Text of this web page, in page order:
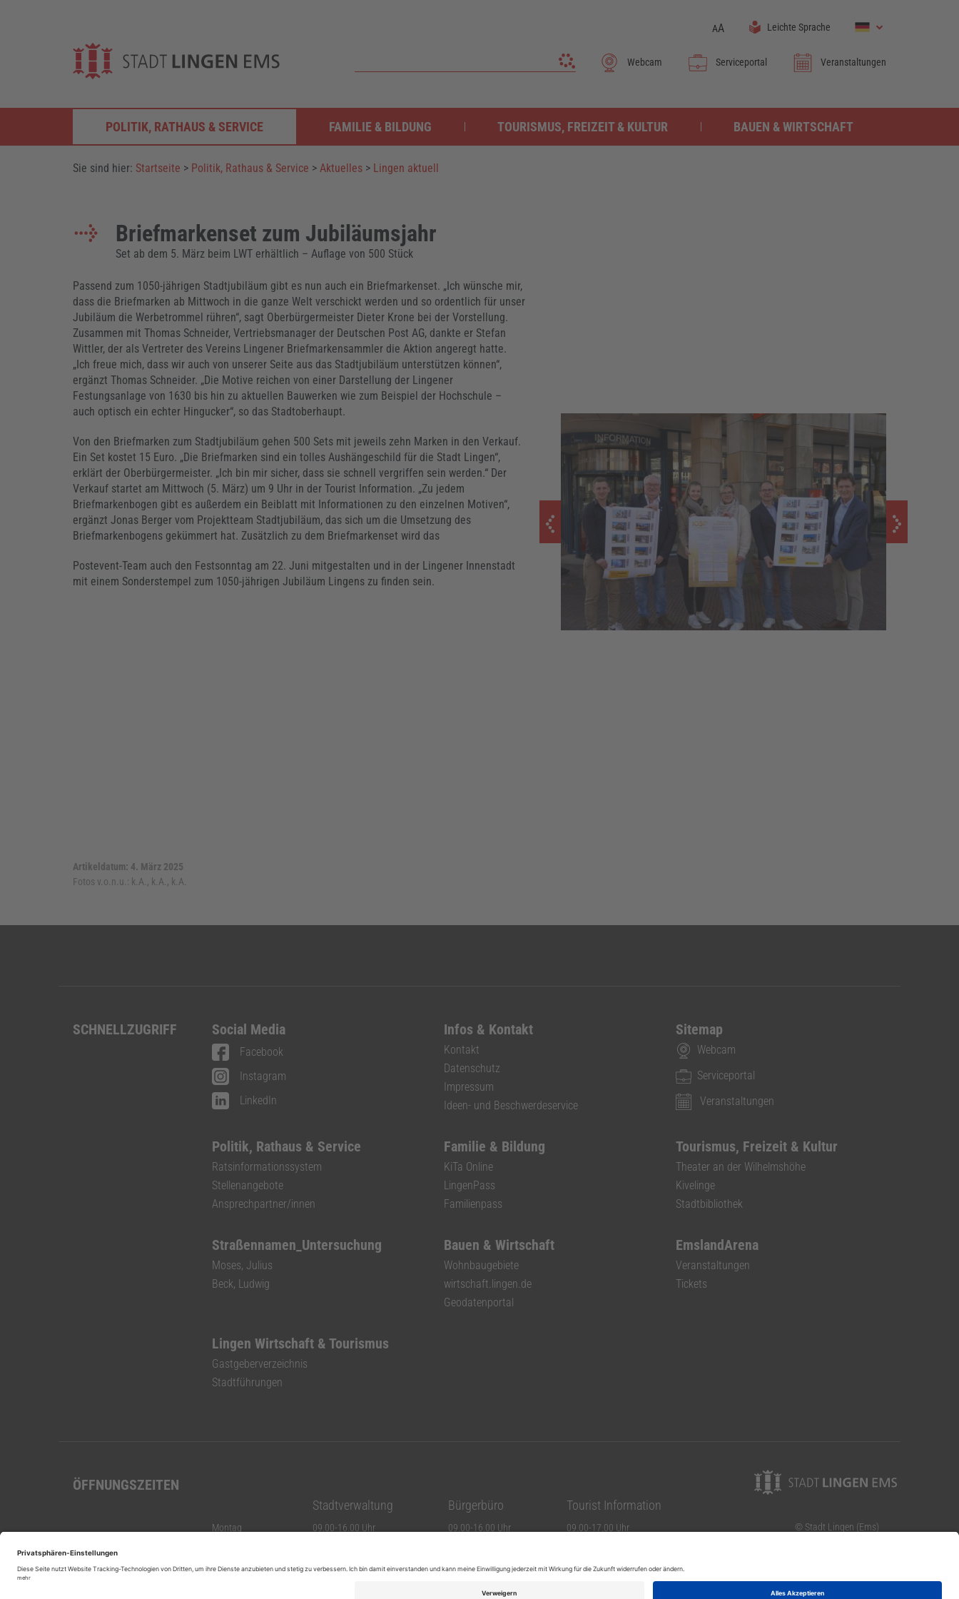
Webcam Serviceportal Veranstaltungen
AA Leichte Sprache
POLITIK, RATHAUS & SERVICE FAMILIE & BILDUNG TOURISMUS, FREIZEIT & KULTUR BAUEN & WIRTSCHAFT
Sie sind hier: Startseite > Politik, Rathaus & Service > Aktuelles > Lingen aktuell
Briefmarkenset zum Jubiläumsjahr
Set ab dem 5. März beim LWT erhältlich – Auflage von 500 Stück
Passend zum 1050-jährigen Stadtjubiläum gibt es nun auch ein Briefmarkenset. „Ich wünsche mir,
dass die Briefmarken ab Mittwoch in die ganze Welt verschickt werden und so ordentlich für unser
Jubiläum die Werbetrommel rühren“, sagt Oberbürgermeister Dieter Krone bei der Vorstellung.
Zusammen mit Thomas Schneider, Vertriebsmanager der Deutschen Post AG, dankte er Stefan
Wittler, der als Vertreter des Vereins Lingener Briefmarkensammler die Aktion angeregt hatte.
„Ich freue mich, dass wir auch von unserer Seite aus das Stadtjubiläum unterstützen können“,
ergänzt Thomas Schneider. „Die Motive reichen von einer Darstellung der Lingener
Festungsanlage von 1630 bis hin zu aktuellen Bauwerken wie zum Beispiel der Hochschule –
auch optisch ein echter Hingucker“, so das Stadtoberhaupt.
Von den Briefmarken zum Stadtjubiläum gehen 500 Sets mit jeweils zehn Marken in den Verkauf.
Ein Set kostet 15 Euro. „Die Briefmarken sind ein tolles Aushängeschild für die Stadt Lingen“,
erklärt der Oberbürgermeister. „Ich bin mir sicher, dass sie schnell vergriffen sein werden.“ Der
Verkauf startet am Mittwoch (5. März) um 9 Uhr in der Tourist Information. „Zu jedem
Briefmarkenbogen gibt es außerdem ein Beiblatt mit Informationen zu den einzelnen Motiven“,
ergänzt Jonas Berger vom Projektteam Stadtjubiläum, das sich um die Umsetzung des
Briefmarkenbogens gekümmert hat. Zusätzlich zu dem Briefmarkenset wird das
Postevent-Team auch den Festsonntag am 22. Juni mitgestalten und in der Lingener Innenstadt
mit einem Sonderstempel zum 1050-jährigen Jubiläum Lingens zu finden sein.
Artikeldatum: 4. März 2025
Fotos v.o.n.u.: k.A., k.A., k.A.
SCHNELLZUGRIFF Social Media
Facebook
Instagram
LinkedIn
Infos & Kontakt
Kontakt
Datenschutz
Impressum
Ideen- und Beschwerdeservice
Sitemap
Webcam
Serviceportal
Veranstaltungen
Politik, Rathaus & Service
Ratsinformationssystem
Stellenangebote
Ansprechpartner/innen
Familie & Bildung
KiTa Online
LingenPass
Familienpass
Tourismus, Freizeit & Kultur
Theater an der Wilhelmshöhe
Kivelinge
Stadtbibliothek
Straßennamen_Untersuchung
Moses, Julius
Beck, Ludwig
Bauen & Wirtschaft
Wohnbaugebiete
wirtschaft.lingen.de
Geodatenportal
EmslandArena
Veranstaltungen
Tickets
Lingen Wirtschaft & Tourismus
Gastgeberverzeichnis
Stadtführungen
ÖFFNUNGSZEITEN
Montag
Freitag
Stadtverwaltung
09.00-16.00 Uhr
09.00-12.30 Uhr
Bürgerbüro
09.00-16.00 Uhr
09.00-12.30 Uhr
Tourist Information
09.00-17.00 Uhr
09.00-16.00 Uhr (09.00-13.00 Uhr Jan-März)
© Stadt Lingen (Ems)
E-Mail: info@lingen.de